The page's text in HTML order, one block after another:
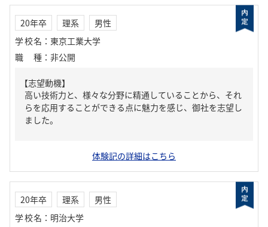
20年卒 理系
男性
学校名 ： 東京工業大学
職種 ： 非公開
【志望動機】
高い技術力と、様々な分野に精通していることから、それ
らを応用することができる点に魅力を感じ、御社を志望し
ました。
体験記の詳細はこちら
20年卒 理系
男性
学校名 ： 明治大学